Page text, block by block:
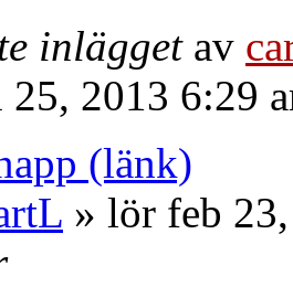
inlägget av
2013 6:29
(länk)
» lör feb